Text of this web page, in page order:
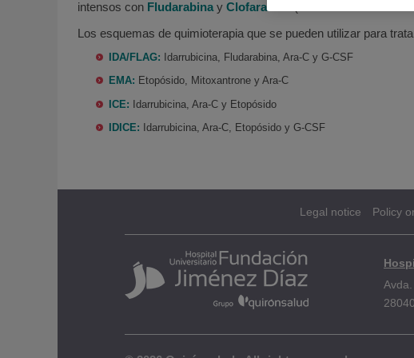
intensos con Fludarabina y Clofarabina
Los esquemas de quimioterapia que se pueden utilizar para
IDA/FLAG: Idarrubicina, Fludarabina, Ara-C y G-CSF
EMA: Etopósido, Mitoxantrone y Ara-C
ICE: Idarrubicina, Ara-C y Etopósido
IDICE: Idarrubicina, Ara-C, Etopósido y G-CSF
Legal notice Policy